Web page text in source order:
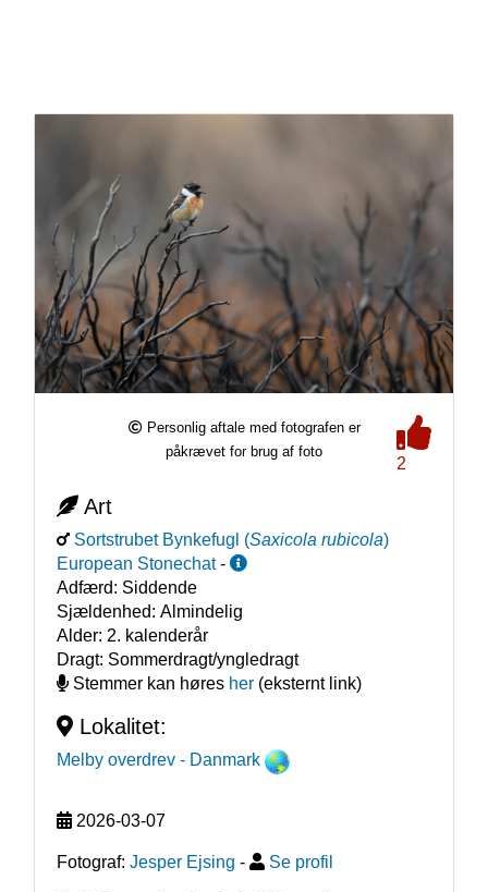
Personlig aftale med fotografen er
påkrævet for brug af foto
2
Art
Sortstrubet Bynkefugl (Saxicola rubicola)
European Stonechat -
Adfærd: Siddende
Sjældenhed: Almindelig
Alder: 2. kalenderår
Dragt: Sommerdragt/yngledragt
Stemmer kan høres her(eksternt link)
Lokalitet:
Melby overdrev - Danmark
2026-03-07
Fotograf: Jesper Ejsing - Se profil